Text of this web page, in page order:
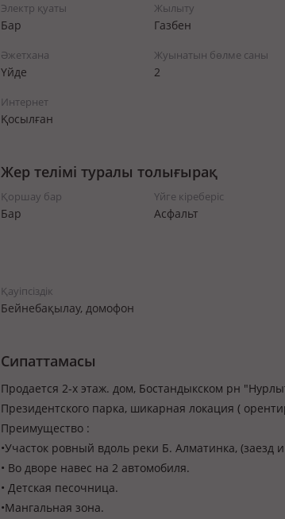
Электр қуаты
Бар
Жылыту
Газбен
Әжетхана
Үйде
Жуынатын бөлме саны
2
Интернет
Қосылған
Жер телімі туралы толығырақ
Қоршау бар
Бар
Үйге кіреберіс
Асфальт
Қауіпсіздік
Бейнебақылау, домофон
Сипаттамасы
Продается 2-х этаж. дом, Бостандыкском рн
Президентского парка, шикарная локация (
Преимущество :
•Участок ровный вдоль реки Б. Алматинка, (заезд
• Во дворе навес на 2 автомобиля.
• Детская песочница.
•Мангальная зона.